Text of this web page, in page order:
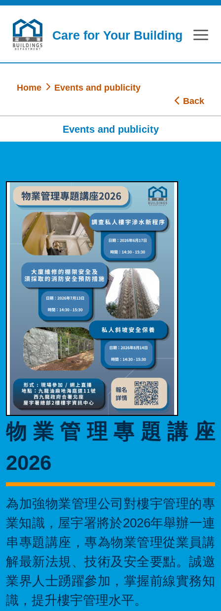
Skip to main content
Care for Your Building
Home
Events and publicity
Back
Events and publicity
物業管理專題講座
2026
為加強物業管理公司對樓宇管理的專
業知識，屋宇署將於2026年舉辦一連
串專題講座，專為物業管理從業員講
解最新法規、技術及安全要點。誠邀
業界人士踴躍參加，掌握前線實務知
識，提升樓宇管理水平。